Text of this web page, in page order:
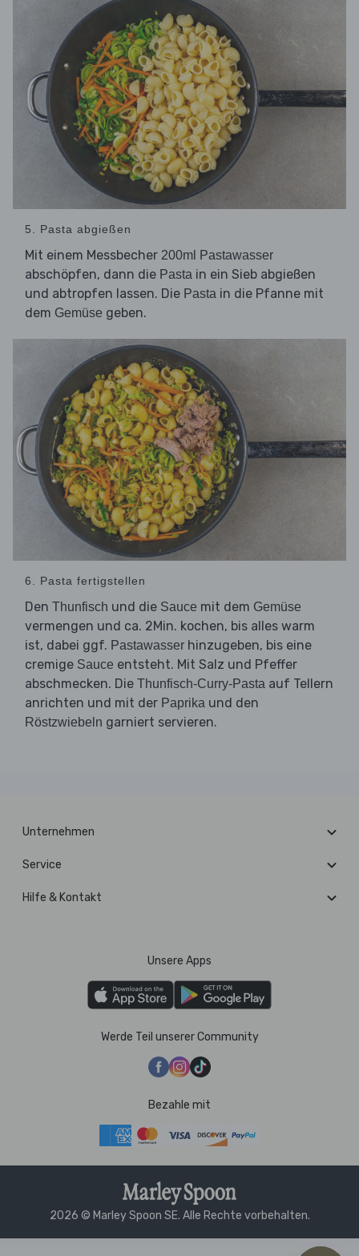
5. Pasta abgießen
Mit einem Messbecher 200ml Pastawasser
abschöpfen, dann die Pasta in ein Sieb abgießen
und abtropfen lassen. Die Pasta in die Pfanne mit
dem Gemüse geben.
6. Pasta fertigstellen
Den Thunfisch und die Sauce mit dem Gemüse
vermengen und ca. 2Min. kochen, bis alles warm
ist, dabei ggf. Pastawasser hinzugeben, bis eine
cremige Sauce entsteht. Mit Salz und Pfeffer
abschmecken. Die Thunfisch-Curry-Pasta auf Tellern
anrichten und mit der Paprika und den
Röstzwiebeln garniert servieren.
Unternehmen
Service
Hilfe & Kontakt
Unsere Apps
Werde Teil unserer Community
Bezahle mit
2026 © Marley Spoon SE. Alle Rechte vorbehalten.